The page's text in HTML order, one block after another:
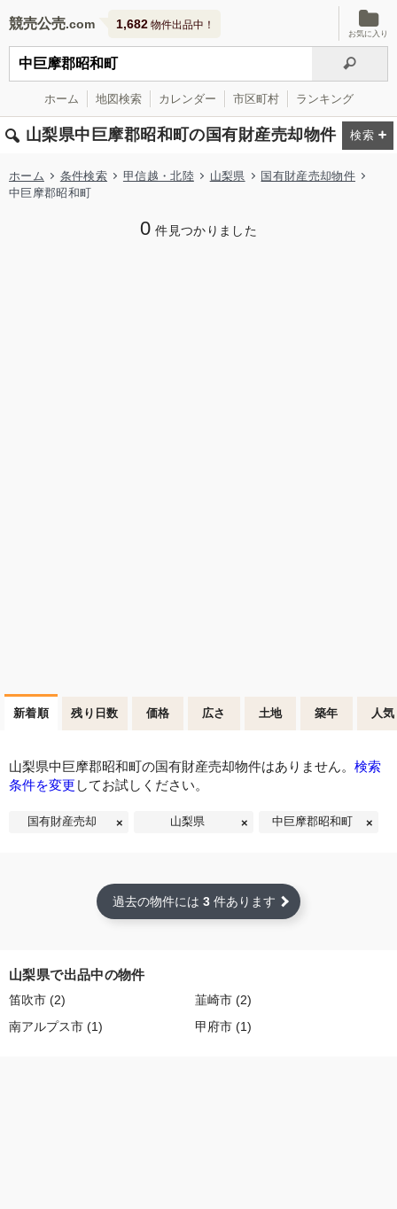
競売公売 1,682 物件出品中！
お気に入り
ホーム 地図検索 カレンダー 市区町村 ランキング
山梨県中巨摩郡昭和町の国有財産売却物件
ホーム 条件検索 甲信越・北陸 山梨県
国有財産売却物件
中巨摩郡昭和町
0 件見つかりました
新着順 残り日数 価格 広さ 土地 築年 人気
山梨県中巨摩郡昭和町の国有財産売却物件はありません。 検索
条件を変更 してお試しください。
国有財産売却 山梨県 中巨摩郡昭和町
過去の物件には 3 件あります
山梨県で出品中の物件
笛吹市 (2) 韮崎市 (2)
南アルプス市 (1) 甲府市 (1)